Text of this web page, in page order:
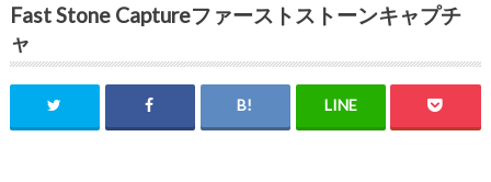
Fast Stone Captureファーストストーンキャプチ
ャ